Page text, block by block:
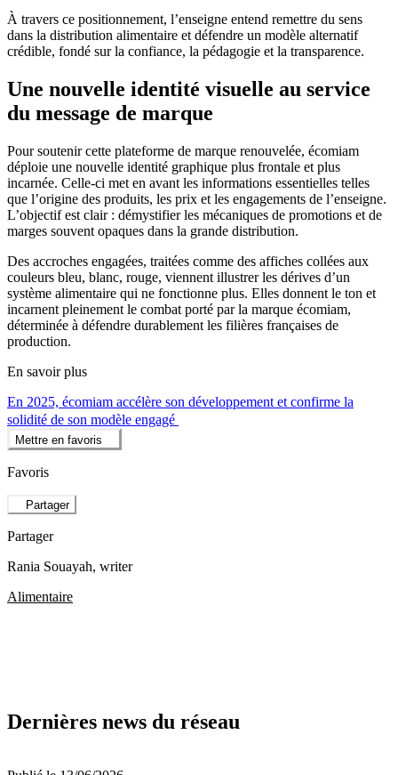
À travers ce positionnement, l’enseigne entend remettre du sens
dans la distribution alimentaire et défendre un modèle alternatif
crédible, fondé sur la confiance, la pédagogie et la transparence.
Une nouvelle identité visuelle au service
du message de marque
Pour soutenir cette plateforme de marque renouvelée, écomiam
déploie une nouvelle identité graphique plus frontale et plus
incarnée. Celle-ci met en avant les informations essentielles telles
que l’origine des produits, les prix et les engagements de l’enseigne.
L’objectif est clair : démystifier les mécaniques de promotions et de
marges souvent opaques dans la grande distribution.
Des accroches engagées, traitées comme des affiches collées aux
couleurs bleu, blanc, rouge, viennent illustrer les dérives d’un
système alimentaire qui ne fonctionne plus. Elles donnent le ton et
incarnent pleinement le combat porté par la marque écomiam,
déterminée à défendre durablement les filières françaises de
production.
En savoir plus
En 2025, écomiam accélère son développement et confirme la
solidité de son modèle engagé
Mettre en favoris
Favoris
Partager
Partager
Rania Souayah, writer
Alimentaire
Dernières news du réseau